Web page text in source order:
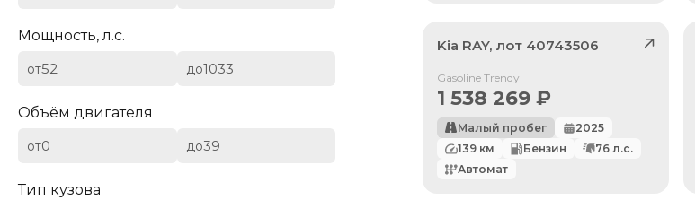
Chevrolet
Dodge
Мощность, л.с.
от до
Объём двигателя
от до
Тип кузова
Kia RAY, лот 40743506
Продан
Gasoline Trendy
1 538 269 ₽
Малый пробег
2025
139 км Бензин 76 л.с.
Автомат